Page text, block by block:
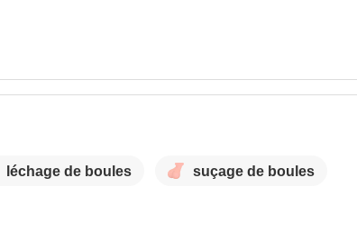
léchage de boules suçage de boules